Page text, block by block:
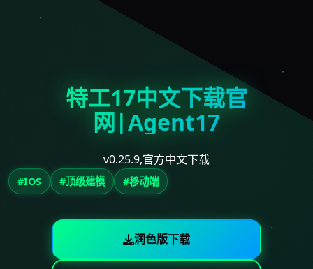
特工17中文下载官
网|Agent17
v0.25.9,官方中文下载
#IOS #顶级建模 #移动端
润色版下载